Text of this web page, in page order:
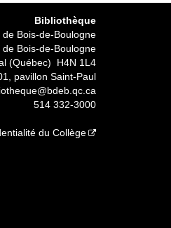
Bibliothèque
de Bois-de-Boulogne
Bois-de-Boulogne
(Québec) H4N 1L4
pavillon Saint-Paul
514 332-3000
du Collège